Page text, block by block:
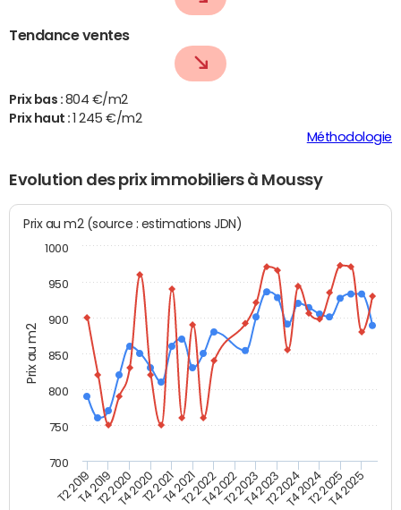
Tendance ventes
Prix bas : 804 €/m2
Prix haut :
1 245 €/m2
Méthodologie
Evolution des prix immobiliers à Moussy
Prix au m2
Prix au m2 (source : estimations JDN)
T2 2019T4 2019T2 2020T4 2020T2 2021T4 2021T2 2022T4 2022T2 2023T4 2023T2 2024T4 2024T2 2025T4 2025
700
750
800
850
900
950
1000